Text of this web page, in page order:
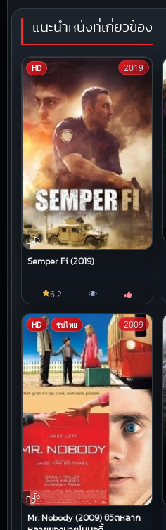
แนะนำหนังที่เกี่ยวข้อง
HD
หนัง
HD
Semper Fi (2019)
2019
6.2
HD ซับไทย
หนัง
HD
Mr. Nobody (2009) ชีวิตหลาก
2009